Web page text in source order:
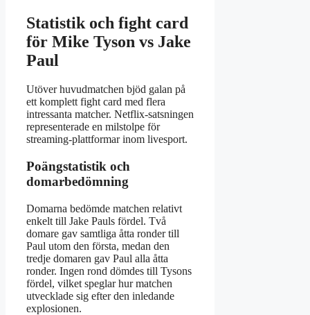
Statistik och fight card
för Mike Tyson vs Jake
Paul
Utöver huvudmatchen bjöd galan på
ett komplett fight card med flera
intressanta matcher. Netflix-satsningen
representerade en milstolpe för
streaming-plattformar inom livesport.
Poängstatistik och
domarbedömning
Domarna bedömde matchen relativt
enkelt till Jake Pauls fördel. Två
domare gav samtliga åtta ronder till
Paul utom den första, medan den
tredje domaren gav Paul alla åtta
ronder. Ingen rond dömdes till Tysons
fördel, vilket speglar hur matchen
utvecklade sig efter den inledande
explosionen.